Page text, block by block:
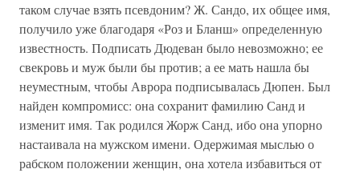
таком случае взять псевдоним? Ж. Сандо, их общее имя,
получило уже благодаря «Роз и Бланш» определенную
известность. Подписать Дюдеван было невозможно; ее
свекровь и муж были бы против; а ее мать нашла бы
неуместным, чтобы Аврора подписывалась Дюпен. Был
найден компромисс: она сохранит фамилию Санд и
изменит имя. Так родился Жорж Санд, ибо она упорно
настаивала на мужском имени. Одержимая мыслью о
рабском положении женщин, она хотела избавиться от